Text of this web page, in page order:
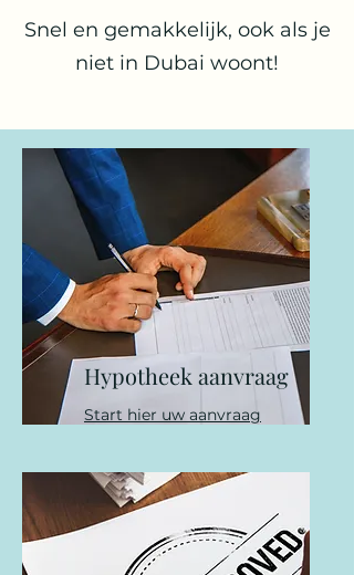
Snel en gemakkelijk, ook als je
niet in Dubai woont!
Hypotheek aanvraag
Start hier uw aanvraag